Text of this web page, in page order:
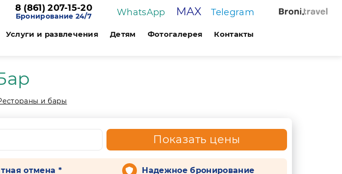
8 (861) 207-15-20
Бронирование 24/7 WhatsApp MAX Telegram
Услуги и развлечения Детям Фотогалерея Контакты
и бары
Показать цены
отмена * Надежное бронирование